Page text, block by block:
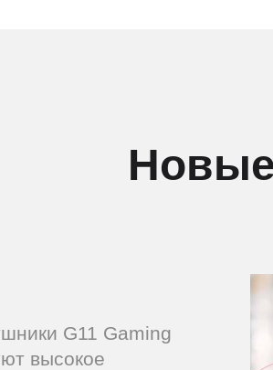
G11 Gaming
высокое